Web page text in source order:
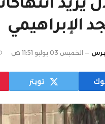
يزيد
الإبراهيمي
برس الخميس 03 يوليو 11:51 ص
تويتر